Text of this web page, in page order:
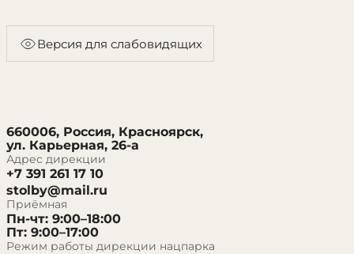
Версия для слабовидящих
660006, Россия, Красноярск,
ул. Карьерная, 26-а
Адрес дирекции
+7 391 261 17 10
stolby@mail.ru
Приёмная
Пн-чт: 9:00–18:00
Пт: 9:00–17:00
Режим работы дирекции нацпарка